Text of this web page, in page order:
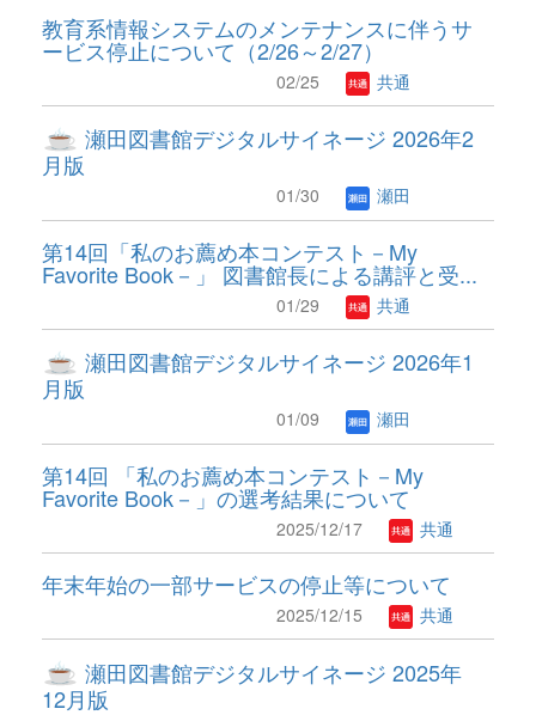
教育系情報システムのメンテナンスに伴うサ
ービス停止について（2/26～2/27）
02/25 共通
瀬田図書館デジタルサイネージ 2026年2
月版
01/30 瀬田
第14回「私のお薦め本コンテスト－My
Favorite Book－」 図書館長による講評と受...
01/29 共通
瀬田図書館デジタルサイネージ 2026年1
月版
01/09 瀬田
第14回 「私のお薦め本コンテスト－My
Favorite Book－」の選考結果について
2025/12/17 共通
年末年始の一部サービスの停止等について
2025/12/15 共通
瀬田図書館デジタルサイネージ 2025年
12月版